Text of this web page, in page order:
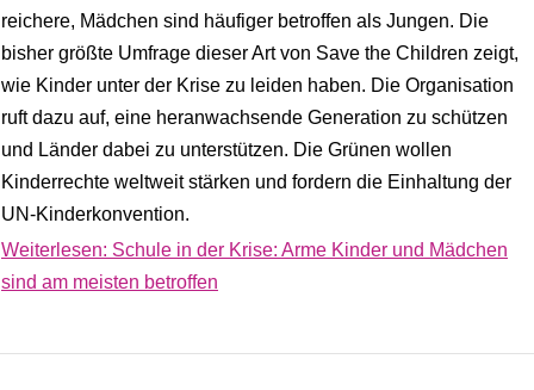
reichere, Mädchen sind häufiger betroffen als Jungen. Die
bisher größte Umfrage dieser Art von Save the Children zeigt,
wie Kinder unter der Krise zu leiden haben. Die Organisation
ruft dazu auf, eine heranwachsende Generation zu schützen
und Länder dabei zu unterstützen. Die Grünen wollen
Kinderrechte weltweit stärken und fordern die Einhaltung der
UN-Kinderkonvention.
Weiterlesen: Schule in der Krise: Arme Kinder und Mädchen
sind am meisten betroffen